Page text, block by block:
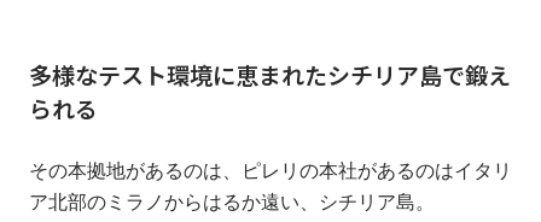
多様なテスト環境に恵まれたシチリア島で鍛え
られる
その本拠地があるのは、ピレリの本社があるのはイタリ
ア北部のミラノからはるか遠い、シチリア島。